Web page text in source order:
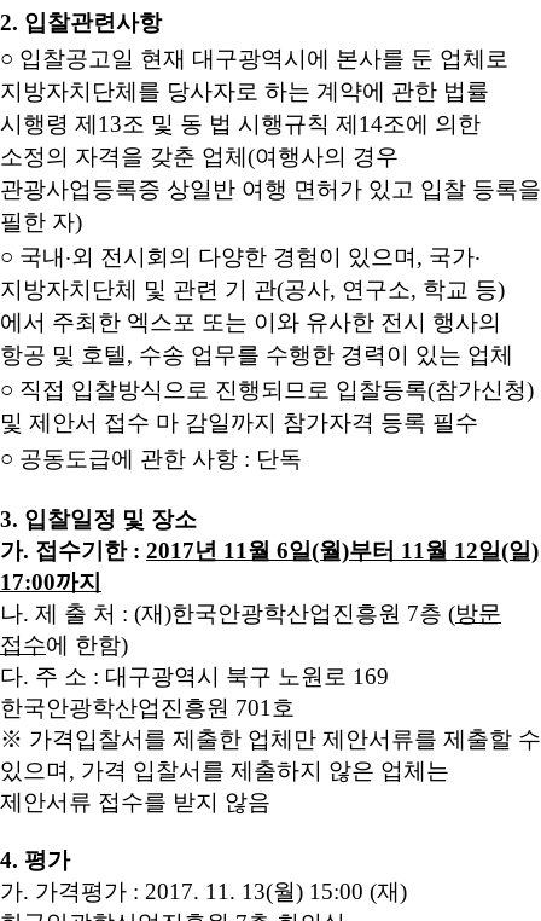
2. 입찰관련사항
○ 입찰공고일 현재 대구광역시에 본사를 둔 업체로
지방자치단체를 당사자로 하는 계약에 관한 법률
시행령 제13조 및 동 법 시행규칙 제14조에 의한
소정의 자격을 갖춘 업체(여행사의 경우
관광사업등록증 상일반 여행 면허가 있고 입찰 등록을
필한 자)
○ 국내‧외 전시회의 다양한 경험이 있으며, 국가‧
지방자치단체 및 관련 기 관(공사, 연구소, 학교 등)
에서 주최한 엑스포 또는 이와 유사한 전시 행사의
항공 및 호텔, 수송 업무를 수행한 경력이 있는 업체
○ 직접 입찰방식으로 진행되므로 입찰등록(참가신청)
및 제안서 접수 마 감일까지 참가자격 등록 필수
○ 공동도급에 관한 사항 : 단독
3. 입찰일정 및 장소
가. 접수기한 : 2017년 11월 6일(월)부터 11월 12일(일)
17:00까지
나. 제 출 처 : (재)한국안광학산업진흥원 7층 (방문
접수에 한함)
다. 주 소 : 대구광역시 북구 노원로 169
한국안광학산업진흥원 701호
※ 가격입찰서를 제출한 업체만 제안서류를 제출할 수
있으며, 가격 입찰서를 제출하지 않은 업체는
제안서류 접수를 받지 않음
4. 평가
가. 가격평가 : 2017. 11. 13(월) 15:00 (재)